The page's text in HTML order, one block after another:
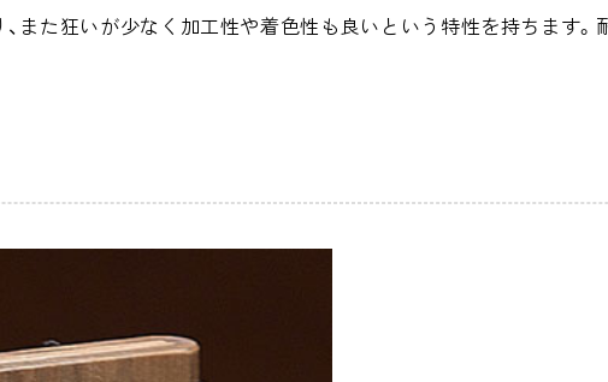
また狂いが少なく加工性や着色性も良いという特性を持ちます。